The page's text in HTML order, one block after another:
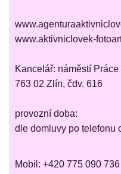
www.aktivniclovek-
Kancelář: náměstí Práce
763 02 Zlín, čdv. 616
provozní doba:
dle domluvy po telefonu
Mobil: +420 775 090 736